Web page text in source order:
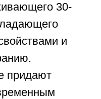
30-
и
придают